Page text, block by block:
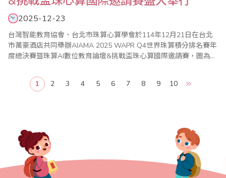
2025-12-23
台灣智能教育協會、台北市珠算心算學會於114年12月21日在台北
市萬豪酒店共同舉辦AIAMA 2025 WAPR Q4世界珠算積分排名賽年
度總決賽曁珠算AI數位教育論壇&挑戰盃珠心算國際邀請賽，圖為大
1
2 3 4 5 6 7 8 9 10